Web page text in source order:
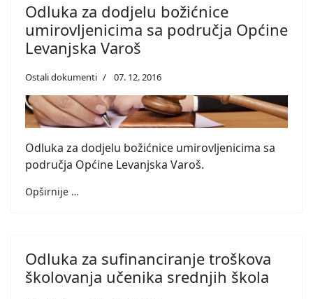
Odluka za dodjelu božićnice
umirovljenicima sa područja Općine
Levanjska Varoš
Ostali dokumenti 07. 12. 2016
Odluka za dodjelu božićnice umirovljenicima sa
područja Općine Levanjska Varoš.
Opširnije …
Odluka za sufinanciranje troškova
školovanja učenika srednjih škola